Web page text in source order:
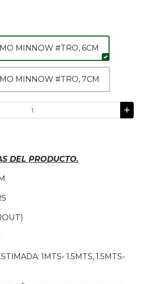
MINNOW #TRO, 6CM
MINNOW #TRO, 7CM
DEL PRODUCTO.
1MTS- 1.5MTS, 1.5MTS-